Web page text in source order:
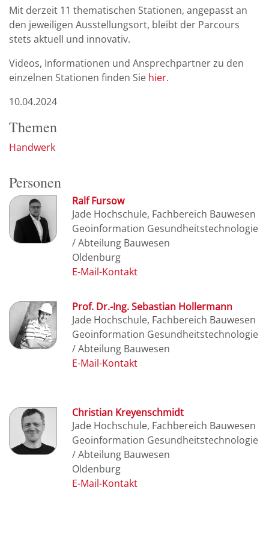
Mit derzeit 11 thematischen Stationen, angepasst an
den jeweiligen Ausstellungsort, bleibt der Parcours
stets aktuell und innovativ.
Videos, Informationen und Ansprechpartner zu den
einzelnen Stationen finden Sie hier.
10.04.2024
Themen
Handwerk
Personen
Ralf Fursow
Jade Hochschule, Fachbereich Bauwesen
Geoinformation Gesundheitstechnologie
/ Abteilung Bauwesen
Oldenburg
Prof. Dr.-Ing. Sebastian Hollermann
Jade Hochschule, Fachbereich Bauwesen
Geoinformation Gesundheitstechnologie
/ Abteilung Bauwesen
Christian Kreyenschmidt
Jade Hochschule, Fachbereich Bauwesen
Geoinformation Gesundheitstechnologie
/ Abteilung Bauwesen
Oldenburg